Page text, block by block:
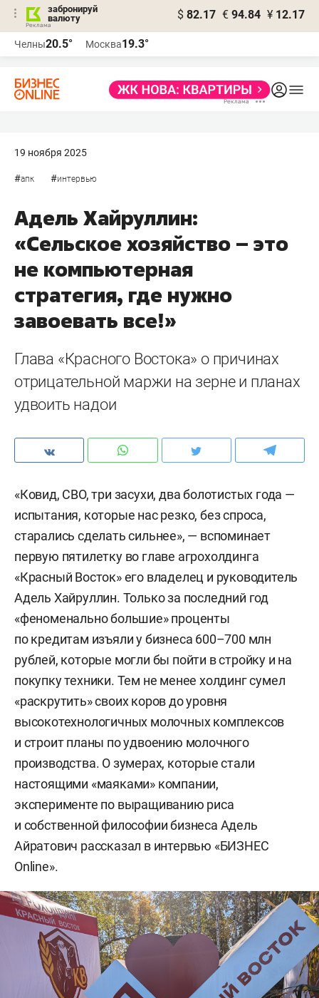
забронируй
валюту
$ 82.17 € 94.84 ¥ 12.17
Челны20.5° Москва19.3°
19 ноября 2025
#апк #интервью
Адель Хайруллин:
«Сельское хозяйство – это
не компьютерная
стратегия, где нужно
завоевать все!»
Глава «Красного Востока» о причинах
отрицательной маржи на зерне и планах
удвоить надои
«Ковид, СВО, три засухи, два болотистых года —
испытания, которые нас резко, без спроса,
старались сделать сильнее», — вспоминает
первую пятилетку во главе агрохолдинга
«Красный Восток» его владелец и руководитель
Адель Хайруллин. Только за последний год
«феноменально большие» проценты
по кредитам изъяли у бизнеса 600–700 млн
рублей, которые могли бы пойти в стройку и на
покупку техники. Тем не менее холдинг сумел
«раскрутить» своих коров до уровня
высокотехнологичных молочных комплексов
и строит планы по удвоению молочного
производства. О зумерах, которые стали
настоящими «маяками» компании,
эксперименте по выращиванию риса
и собственной философии бизнеса Адель
Айратович рассказал в интервью «БИЗНЕС
Online».